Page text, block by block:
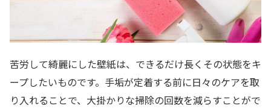
苦労して綺麗にした壁紙は、できるだけ長くその状態をキ
ープしたいものです。手垢が定着する前に日々のケアを取
り入れることで、大掛かりな掃除の回数を減らすことがで